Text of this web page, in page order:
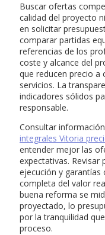
Buscar ofertas
calidad del proyecto
en solicitar
comparar partidas
referencias de los
coste y alcance del
que reducen precio a
servicios. La
indicadores sólidos
responsable.
Consultar
integrales Vitoria
entender mejor las
expectativas. Revisar
ejecución y garantías
completa del valor
buena reforma se
proyectado, lo
por la tranquilidad
proceso.